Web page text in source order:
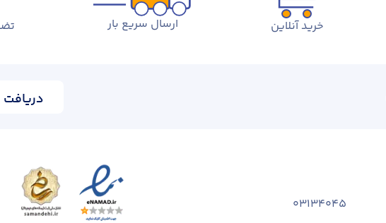
خرید آنلاین ارسال سریع بار
دریافت
03134045